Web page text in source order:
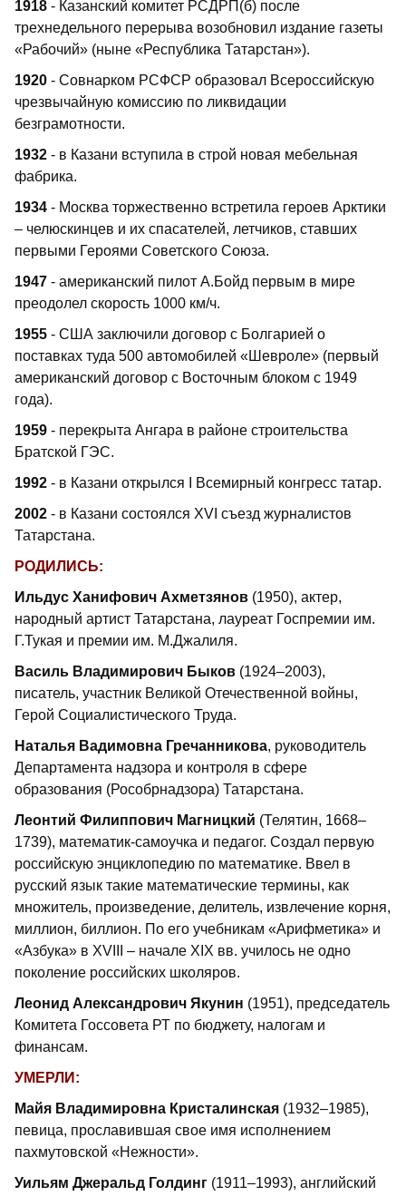
1918 - Казанский комитет РСДРП(б) после
трехнедельного перерыва возобновил издание газеты
«Рабочий» (ныне «Республика Татарстан»).
1920 - Совнарком РСФСР образовал Всероссийскую
чрезвычайную комиссию по ликвидации
безграмотности.
1932 - в Казани вступила в строй новая мебельная
фабрика.
1934 - Москва торжественно встретила героев Арктики
– челюскинцев и их спасателей, летчиков, ставших
первыми Героями Советского Союза.
1947 - американский пилот А.Бойд первым в мире
преодолел скорость 1000 км/ч.
1955 - США заключили договор с Болгарией о
поставках туда 500 автомобилей «Шевроле» (первый
американский договор с Восточным блоком с 1949
года).
1959 - перекрыта Ангара в районе строительства
Братской ГЭС.
1992 - в Казани открылся I Всемирный конгресс татар.
2002 - в Казани состоялся XVI съезд журналистов
Татарстана.
РОДИЛИСЬ:
Ильдус Ханифович Ахметзянов (1950), актер,
народный артист Татарстана, лауреат Госпремии им.
Г.Тукая и премии им. М.Джалиля.
Василь Владимирович Быков (1924–2003),
писатель, участник Великой Отечественной войны,
Герой Социалистического Труда.
Наталья Вадимовна Гречанникова, руководитель
Департамента надзора и контроля в сфере
образования (Рособрнадзора) Татарстана.
Леонтий Филиппович Магницкий (Телятин, 1668–
1739), математик-самоучка и педагог. Создал первую
российскую энциклопедию по математике. Ввел в
русский язык такие математические термины, как
множитель, произведение, делитель, извлечение корня,
миллион, биллион. По его учебникам «Арифметика» и
«Азбука» в XVIII – начале XIX вв. училось не одно
поколение российских школяров.
Леонид Александрович Якунин (1951), председатель
Комитета Госсовета РТ по бюджету, налогам и
финансам.
УМЕРЛИ:
Майя Владимировна Кристалинская (1932–1985),
певица, прославившая свое имя исполнением
пахмутовской «Нежности».
Уильям Джеральд Голдинг (1911–1993), английский